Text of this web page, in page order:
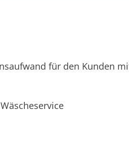
für den Kunden